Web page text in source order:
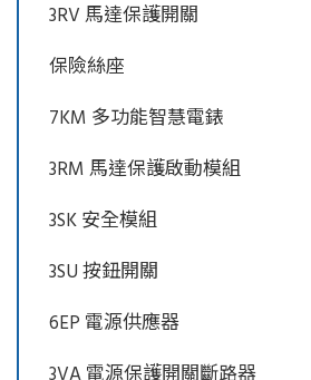
3RV 馬達保護開關
保險絲座
7KM 多功能智慧電錶
3RM 馬達保護啟動模組
3SK 安全模組
3SU 按鈕開關
6EP 電源供應器